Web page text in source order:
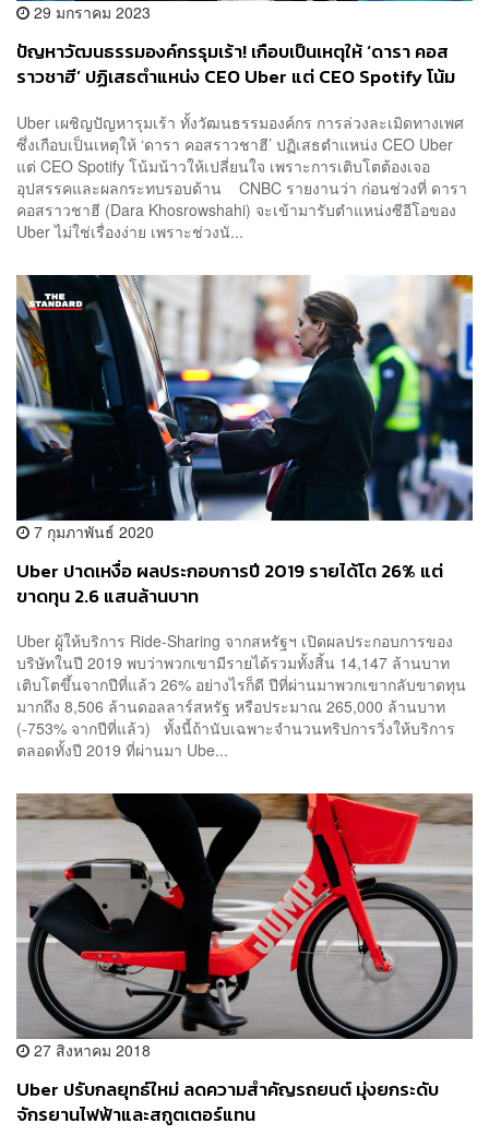
29 มกราคม 2023
ปัญหาวัฒนธรรมองค์กรรุมเร้า! เกือบเป็นเหตุให้ ‘ดารา คอส
ราวชาฮี’ ปฏิเสธตำแหน่ง CEO Uber แต่ CEO Spotify โน้ม
Uber เผชิญปัญหารุมเร้า ทั้งวัฒนธรรมองค์กร การล่วงละเมิดทางเพศ
ซึ่งเกือบเป็นเหตุให้ ‘ดารา คอสราวชาฮี’ ปฏิเสธตำแหน่ง CEO Uber
แต่ CEO Spotify โน้มน้าวให้เปลี่ยนใจ เพราะการเติบโตต้องเจอ
อุปสรรคและผลกระทบรอบด้าน CNBC รายงานว่า ก่อนช่วงที่ ดารา
คอสราวชาฮี (Dara Khosrowshahi) จะเข้ามารับตำแหน่งซีอีโอของ
Uber ไม่ใช่เรื่องง่าย เพราะช่วงนั...
7 กุมภาพันธ์ 2020
Uber ปาดเหงื่อ ผลประกอบการปี 2019 รายได้โต 26% แต่
ขาดทุน 2.6 แสนล้านบาท
Uber ผู้ให้บริการ Ride-Sharing จากสหรัฐฯ เปิดผลประกอบการของ
บริษัทในปี 2019 พบว่าพวกเขามีรายได้รวมทั้งสิ้น 14,147 ล้านบาท
เติบโตขึ้นจากปีที่แล้ว 26% อย่างไรก็ดี ปีที่ผ่านมาพวกเขากลับขาดทุน
มากถึง 8,506 ล้านดอลลาร์สหรัฐ หรือประมาณ 265,000 ล้านบาท
(-753% จากปีที่แล้ว) ทั้งนี้ถ้านับเฉพาะจำนวนทริปการวิ่งให้บริการ
ตลอดทั้งปี 2019 ที่ผ่านมา Ube...
27 สิงหาคม 2018
Uber ปรับกลยุทธ์ใหม่ ลดความสำคัญรถยนต์ มุ่งยกระดับ
จักรยานไฟฟ้าและสกูตเตอร์แทน